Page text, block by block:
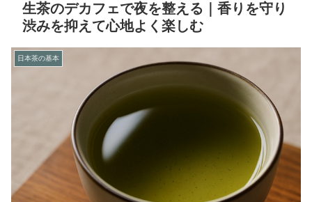
生茶のデカフェで夜を整える｜香りを守り
渋みを抑えて心地よく楽しむ
日本茶の基本